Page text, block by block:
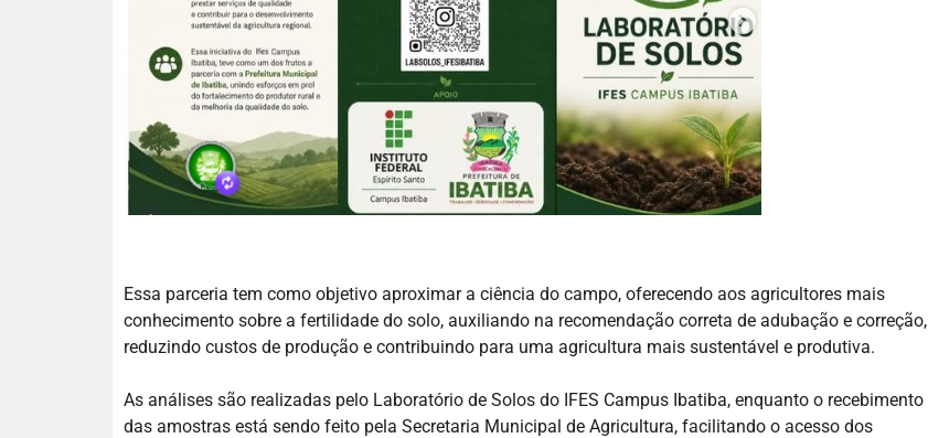
Essa parceria tem como objetivo aproximar a ciência do campo, oferecendo aos agricultores mais
conhecimento sobre a fertilidade do solo, auxiliando na recomendação correta de adubação e correção,
reduzindo custos de produção e contribuindo para uma agricultura mais sustentável e produtiva.
As análises são realizadas pelo Laboratório de Solos do IFES Campus Ibatiba, enquanto o recebimento
das amostras está sendo feito pela Secretaria Municipal de Agricultura, facilitando o acesso dos